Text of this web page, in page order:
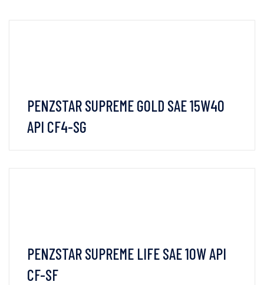
PENZSTAR SUPREME GOLD SAE 15W40
API CF4-SG
PENZSTAR SUPREME LIFE SAE 10W API
CF-SF